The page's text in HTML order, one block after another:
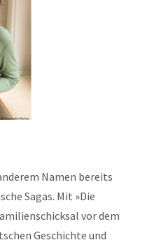
Namen bereits
Sagas. Mit »Die
vor dem
Geschichte und